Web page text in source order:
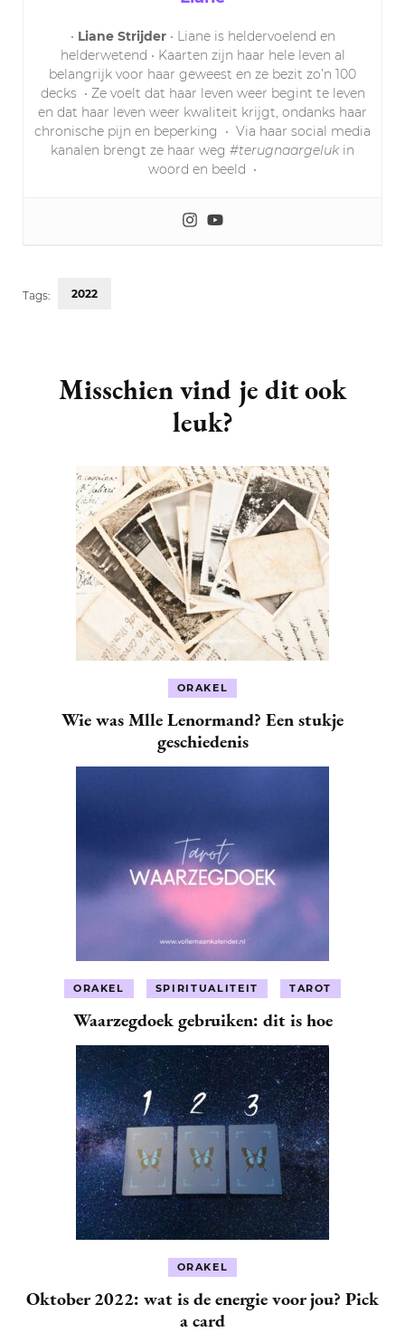
• Liane Strijder• Liane is heldervoelend en
helderwetend • Kaarten zijn haar hele leven al
belangrijk voor haar geweest en ze bezit zo’n 100
decks • Ze voelt dat haar leven weer begint te leven
en dat haar leven weer kwaliteit krijgt, ondanks haar
chronische pijn en beperking
• Via haar social media
kanalen brengt ze haar weg #terugnaargeluk in
woord en beeld •
Tags: 2022
Navigation
Misschien vind je dit ook
leuk?
ORAKEL
Wie was Mlle Lenormand? Een stukje
geschiedenis
ORAKEL SPIRITUALITEIT TAROT
Waarzegdoek gebruiken: dit is hoe
ORAKEL
Oktober 2022: wat is de energie voor jou? Pick
a card